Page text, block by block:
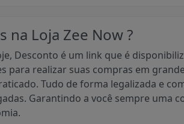
na Loja Zee Now ?
Desconto é um link que é
para realizar suas compras em
Tudo de forma legalizada e
Garantindo a você sempre uma